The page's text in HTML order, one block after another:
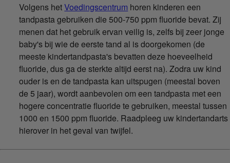
Volgens hetVoedingscentrum horen kinderen een
tandpasta gebruiken die 500-750 ppm fluoride bevat. Zij
menen dat het gebruik ervan veilig is, zelfs bij zeer jonge
baby's bij wie de eerste tand al is doorgekomen (de
meeste kindertandpasta's bevatten deze hoeveelheid
fluoride, dus ga de sterkte altijd eerst na). Zodra uw kind
ouder is en de tandpasta kan uitspugen (meestal boven
de 5 jaar), wordt aanbevolen om een tandpasta met een
hogere concentratie fluoride te gebruiken, meestal tussen
1000 en 1500 ppm fluoride. Raadpleeg uw kindertandarts
hierover in het geval van twijfel.